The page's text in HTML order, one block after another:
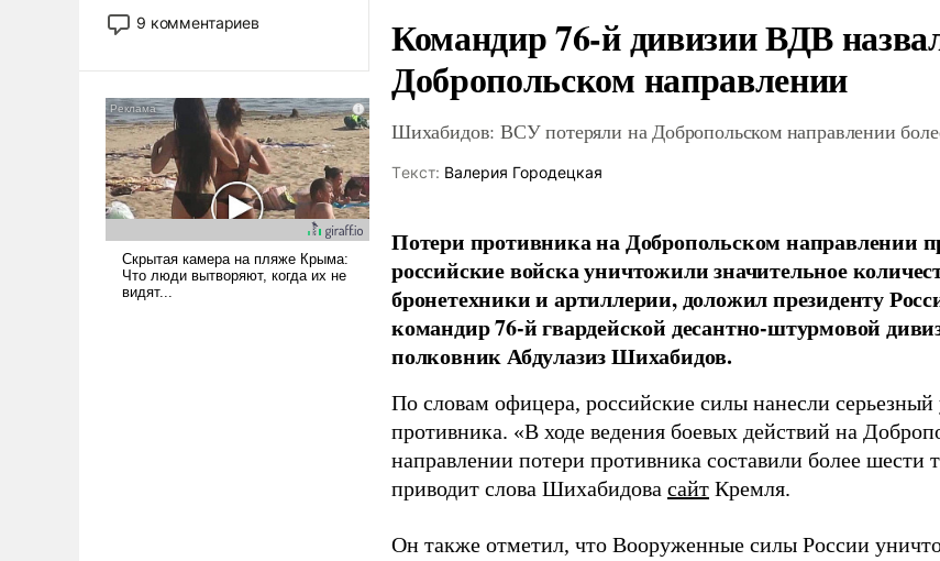
двигаемся по пути
революционных изменений.
псевдонаучной фантастики,
стало всерьез обсуждаемой
идеей.
9 комментариев
Командир 76-й дивизии ВДВ
Добропольском направлении
Шихабидов: ВСУ потеряли на Добропольском направлении
Tекст: Валерия Городецкая
Потери противника на Добропольском направлении
российские войска уничтожили значительное
бронетехники и артиллерии, доложил президенту
командир 76-й гвардейской десантно-штурмовой
полковник Абдулазиз Шихабидов.
По словам офицера, российские силы нанесли серьезный
противника. «В ходе ведения боевых действий на
направлении потери противника составили более шести
приводит слова Шихабидова сайт Кремля.
Он также отметил, что Вооруженные силы России